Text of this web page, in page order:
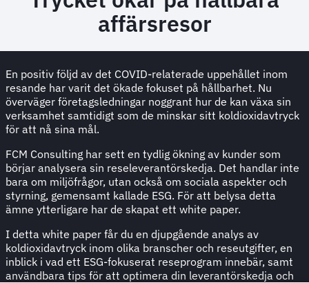
affärsresor
En positiv följd av det COVID-relaterade uppehållet inom
resande har varit det ökade fokuset på hållbarhet. Nu
överväger företagsledningar noggrant hur de kan växa sin
verksamhet samtidigt som de minskar sitt koldioxidavtryck
för att nå sina mål.
FCM Consulting har sett en tydlig ökning av kunder som
börjar analysera sin reseleverantörskedja. Det handlar inte
bara om miljöfrågor, utan också om sociala aspekter och
styrning, gemensamt kallade ESG. För att belysa detta
ämne ytterligare har de skapat ett white paper.
I detta white paper får du en djupgående analys av
koldioxidavtryck inom olika branscher och reseutgifter, en
inblick i vad ett ESG-fokuserat reseprogram innebär, samt
användbara tips för att optimera din leverantörskedja och